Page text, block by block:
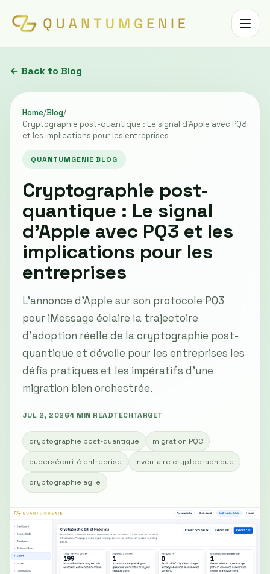
Toggle
← Back to Blog
Home/Blog/
Cryptographie post-quantique : Le signal d’Apple avec PQ3
et les implications pour les entreprises
QUANTUMGENIE BLOG
Cryptographie post-
quantique : Le signal
d’Apple avec PQ3 et les
implications pour les
entreprises
L’annonce d’Apple sur son protocole PQ3
pour iMessage éclaire la trajectoire
d’adoption réelle de la cryptographie post-
quantique et dévoile pour les entreprises les
défis pratiques et les impératifs d’une
migration bien orchestrée.
JUL 2, 20264 MIN READTECHTARGET
cryptographie post-quantique migration PQC
cybersécurité entreprise inventaire cryptographique
cryptographie agile